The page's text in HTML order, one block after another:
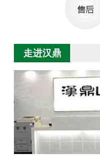
走进汉鼎